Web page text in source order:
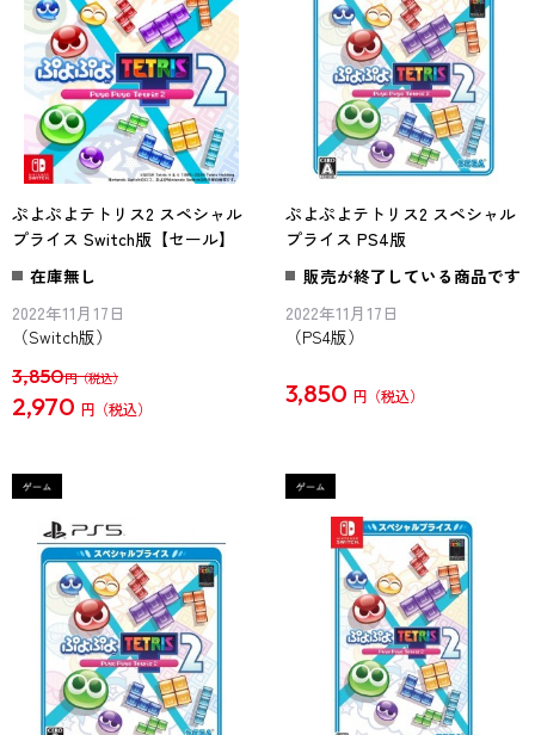
ぷよぷよテトリス2 スペシャル
プライス Switch版【セール】
在庫無し
2022年11月17日
（Switch版）
2,970 円
3,850円
ぷよぷよテトリス2 スペシャル
プライス PS4版
販売が終了している商品です
2022年11月17日
（PS4版）
3,850 円